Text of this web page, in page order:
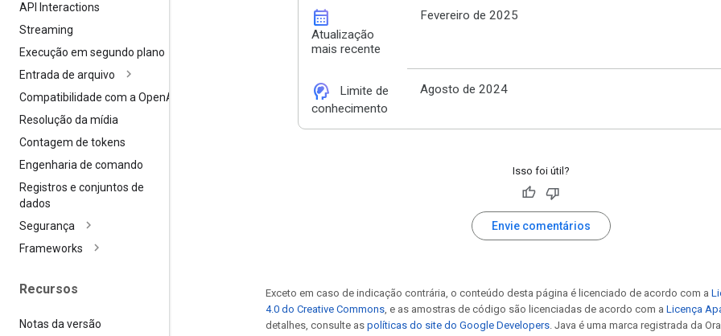
API Interactions
Streaming
Execução em segundo plano
Entrada de arquivo
Compatibilidade com a OpenAI
Resolução da mídia
Contagem de tokens
Engenharia de comando
Registros e conjuntos de
dados
Segurança
Frameworks
Recursos
Notas da versão
calendar_month
Atualização
mais recente
Fevereiro de 2025
cognition_2
Limite de
conhecimento
Agosto de 2024
Isso foi útil?
Envie comentários
Exceto em caso de indicação contrária, o conteúdo desta página é licenciado de acordo com a
4.0 do Creative Commons , e as amostras de código são licenciadas de acordo com a Licença
detalhes, consulte as políticas do site do Google Developers . Java é uma marca registrada da